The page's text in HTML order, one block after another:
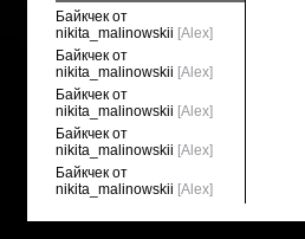
Байкчек от
nikita_malinowskii [Alex]
Байкчек от
nikita_malinowskii [Alex]
Байкчек от
nikita_malinowskii [Alex]
Байкчек от
nikita_malinowskii [Alex]
Байкчек от
nikita_malinowskii [Alex]